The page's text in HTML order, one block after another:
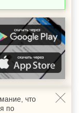
что
по